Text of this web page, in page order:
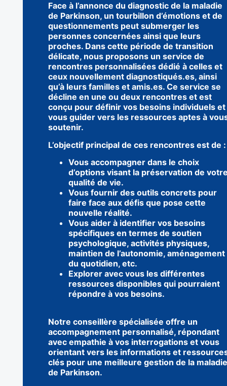
Face à l’annonce du diagnostic de la maladie
de Parkinson, un tourbillon d’émotions et de
questionnements peut submerger les
personnes concernées ainsi que leurs
proches. Dans cette période de transition
délicate, nous proposons un service de
rencontres personnalisées dédié à celles et
ceux nouvellement diagnostiqués.es, ainsi
qu’à leurs familles et amis.es. Ce service se
décline en une ou deux rencontres et est
conçu pour définir vos besoins individuels et
vous guider vers les ressources aptes à
soutenir.
L’objectif principal de ces rencontres est de
Vous accompagner dans le choix
d’options visant la préservation de
qualité de vie.
Vous fournir des outils concrets pour
faire face aux défis que pose cette
nouvelle réalité.
Vous aider à identifier vos besoins
spécifiques en termes de soutien
psychologique, activités physiques,
maintien de l’autonomie, aménagement
du quotidien, etc.
Explorer avec vous les différentes
ressources disponibles qui pourraient
répondre à vos besoins.
Notre conseillère spécialisée offre un
accompagnement personnalisé, répondant
avec empathie à vos interrogations et vous
orientant vers les informations et
clés pour une meilleure gestion de la maladie
de Parkinson.